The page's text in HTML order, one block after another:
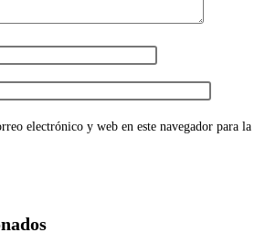
electrónico y web en este navegador para la